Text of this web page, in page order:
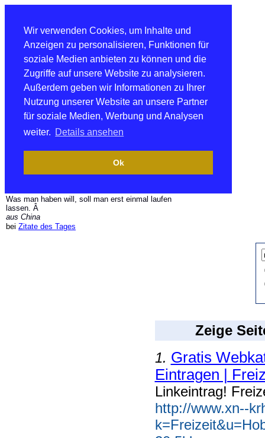
Wir verwenden Cookies, um Inhalte und
Anzeigen zu personalisieren, Funktionen für
soziale Medien anbieten zu können und die
Zugriffe auf unsere Website zu analysieren.
Außerdem geben wir Informationen zu Ihrer
Nutzung unserer Website an unsere Partner
für soziale Medien, Werbung und Analysen
weiter. Details ansehen
Ok
Was man haben will, soll man erst einmal laufen
lassen. Â
aus China
bei Zitate des Tages
Zeige
1. Gratis
Eintragen |
Linkeintrag!
http://www.xn--